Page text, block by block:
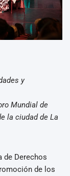
y
Mundial de
la ciudad de La
de Derechos
de los